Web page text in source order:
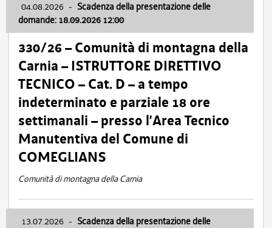
04.08.2026 - Scadenza della presentazione delle
domande: 18.09.2026 12:00
330/26 – Comunità di montagna della
Carnia – ISTRUTTORE DIRETTIVO
TECNICO – Cat. D – a tempo
indeterminato e parziale 18 ore
settimanali – presso l’Area Tecnico
Manutentiva del Comune di
COMEGLIANS
Comunità di montagna della Carnia
13.07.2026 - Scadenza della presentazione delle